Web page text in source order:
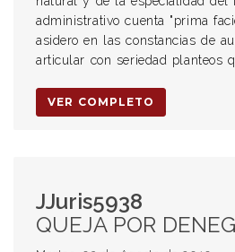
administrativo cuenta "prima
asidero en las constancias de
articular con seriedad planteos
VER COMPLETO
JJuris5938
QUEJA POR DENEGACIÓN DEL RECURSO DE INCONSTITUCIONALIDAD. Inadmisibilidad. DELEGADO GREMIAL. Prestación de